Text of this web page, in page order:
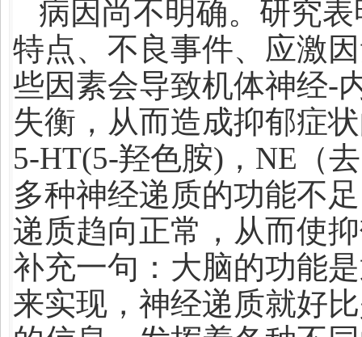
病因尚不明确。研究
特点、不良事件、应激
些因素会导致机体神经-
失衡，从而造成抑郁症
5-HT(5-羟色胺)，NE（
多种神经递质的功能不
递质趋向正常，从而使
补充一句：大脑的功能
来实现，神经递质就好